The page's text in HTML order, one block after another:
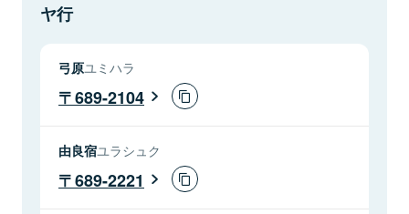
ヤ行
弓原ユミハラ
689-2104
由良宿ユラシュク
689-2221